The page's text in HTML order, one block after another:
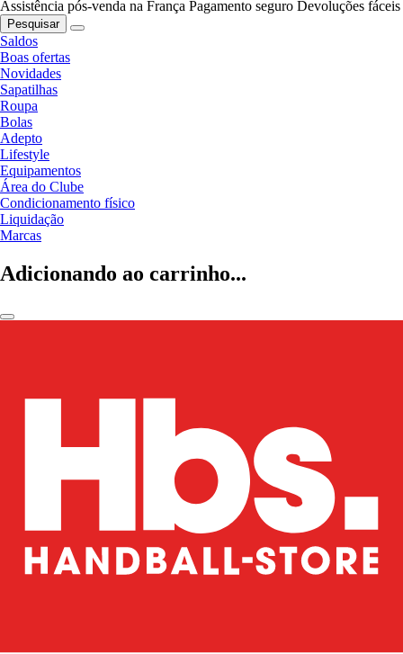
Assistência pós-venda na França Pagamento seguro Devoluções fáceis
Pesquisar
Saldos
Boas ofertas
Novidades
Sapatilhas
Roupa
Bolas
Adepto
Lifestyle
Equipamentos
Área do Clube
Condicionamento físico
Liquidação
Marcas
Adicionando ao carrinho...